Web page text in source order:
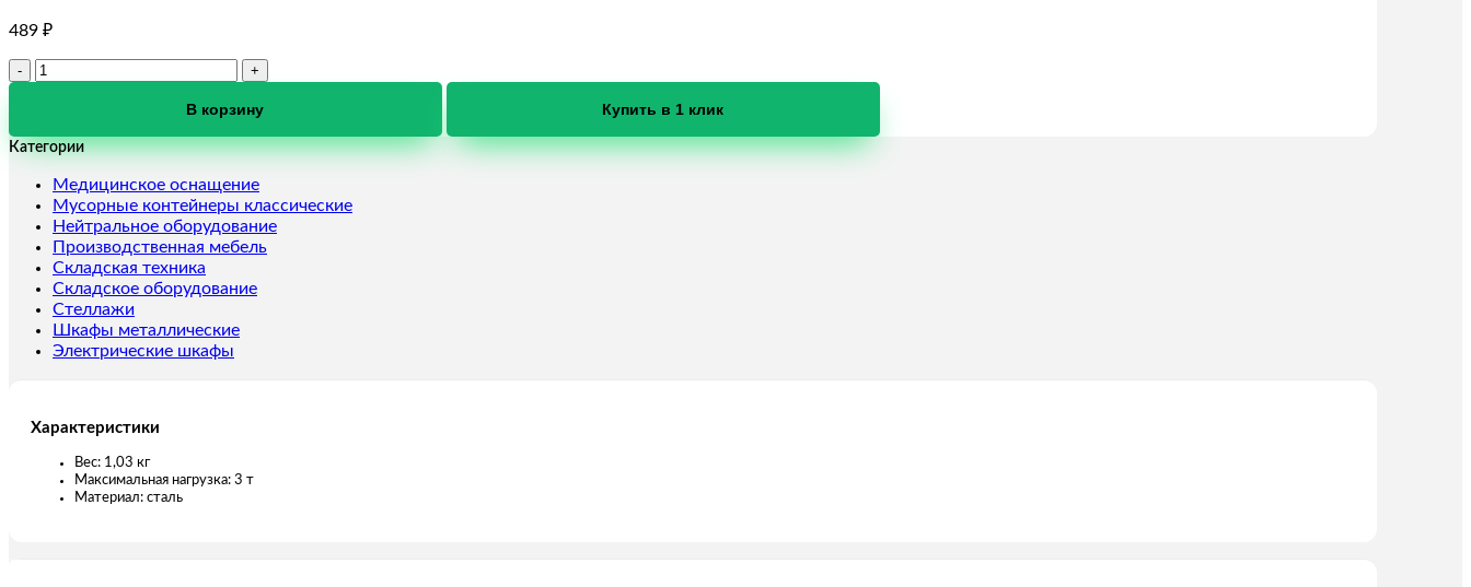
489 ₽
Количество
Тип
3,0
т
В корзину Купить в 1 клик
Категории
Медицинское оснащение
Мусорные контейнеры классические
Нейтральное оборудование
Производственная мебель
Складская техника
Складское оборудование
Стеллажи
Шкафы металлические
Электрические шкафы
Характеристики
Вес: 1,03 кг
Максимальная нагрузка: 3 т
Материал: сталь